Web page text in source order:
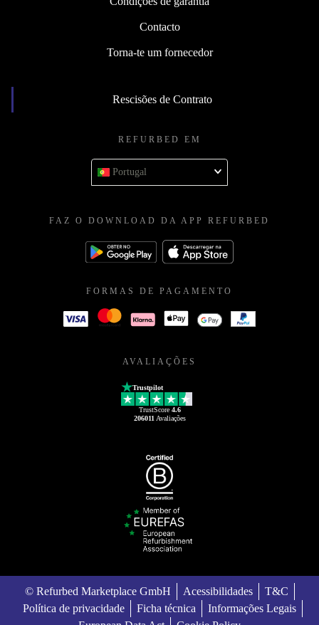
Contacto
Torna-te um fornecedor
Rescisões de Contrato
REFURBED EM
Portugal
FAZ O DOWNLOAD DA APP REFURBED
FORMAS DE PAGAMENTO
AVALIAÇÕES
Trustpilot
TrustScore 4.6
206011 Avaliações
© Refurbed Marketplace GmbH Acessibilidades
T&C
Política de privacidade
Ficha técnica
Informações Legais